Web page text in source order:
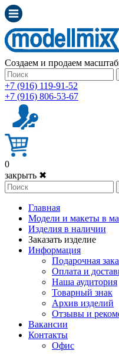
Создаем и продаем
+7 (916) 119-91-52
+7 (916) 806-53-67
0
закрыть ✖
Главная
Модели и макеты в
Изделия в наличии
Заказать изделие
Информация
Подарочная
Оплата и
Наша аудитория
Товарный знак
Архив изделий
Отзывы и
Вакансии
Контакты
Офис